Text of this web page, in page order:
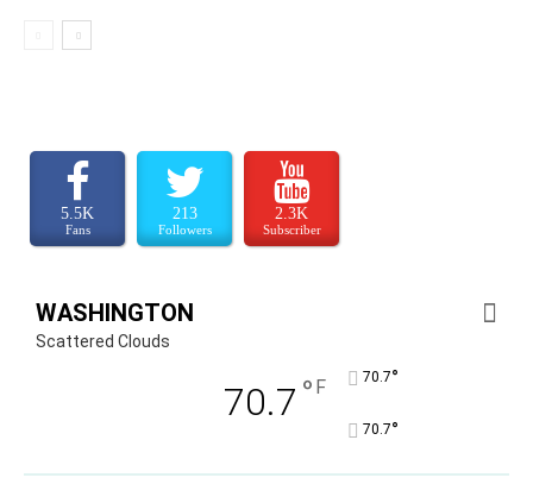
5.5K
Fans
213
Followers
2.3K
Subscriber
WASHINGTON
Scattered Clouds
70.7 ° F 70.7°
70.7°